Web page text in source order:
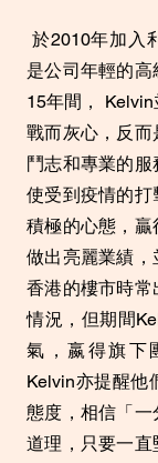
於2010年加入
是公司年輕的
15年間，
戰而灰心，反而
鬥志和專業的
使受到疫情的
積極的心態，贏
做出亮麗業績，
香港的樓市時常
情況，但期間
氣，嬴得旗下
Kelvin亦提醒他
態度，相信「一
道理，只要一直